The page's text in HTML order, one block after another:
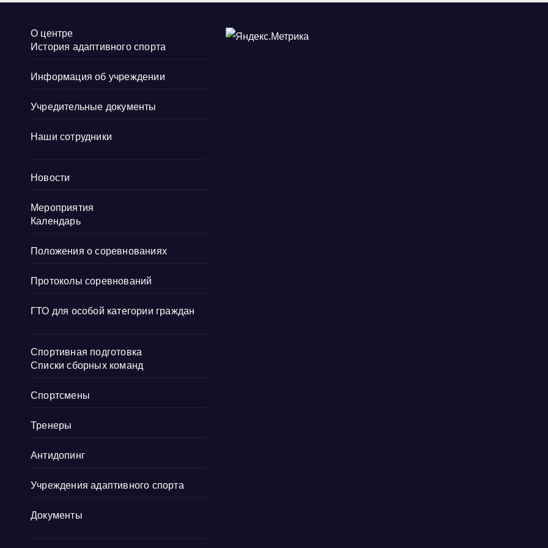
О центре
История адаптивного спорта
Информация об учреждении
Учредительные документы
Наши сотрудники
Новости
Мероприятия
Календарь
Положения о соревнованиях
Протоколы соревнований
ГТО для особой категории граждан
Спортивная подготовка
Списки сборных команд
Спортсмены
Тренеры
Антидопинг
Учреждения адаптивного спорта
Документы